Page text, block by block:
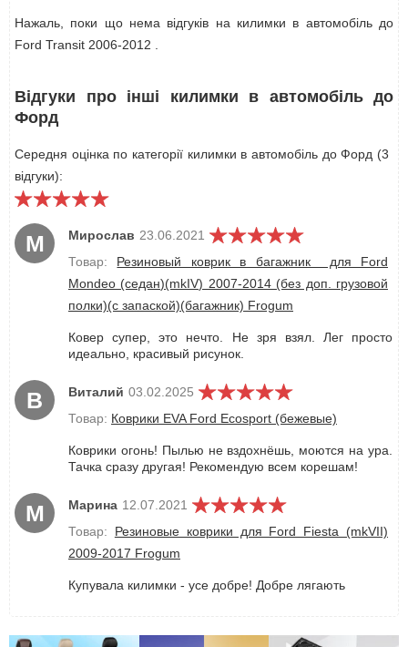
Нажаль, поки що нема відгуків на килимки в автомобіль до
Ford Transit 2006-2012 .
Відгуки про інші килимки в автомобіль до
Форд
Середня оцінка по категорії килимки в автомобіль до Форд (3
відгуки):
М Мирослав 23.06.2021
Товар: Резиновый коврик в багажник для Ford
Mondeo (седан)(mkIV) 2007-2014 (без доп. грузовой
полки)(с запаской)(багажник) Frogum
Ковер супер, это нечто. Не зря взял. Лег просто
идеально, красивый рисунок.
В Виталий 03.02.2025
Товар: Коврики EVA Ford Ecosport (бежевые)
Коврики огонь! Пылью не вздохнёшь, моются на ура.
Тачка сразу другая! Рекомендую всем корешам!
М Марина 12.07.2021
Товар: Резиновые коврики для Ford Fiesta (mkVII)
2009-2017 Frogum
Купувала килимки - усе добре! Добре лягають